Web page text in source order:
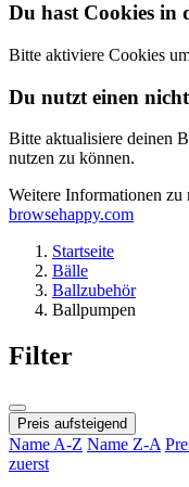
Du hast Cookies in
Bitte aktiviere Cookies
Du nutzt einen
Bitte aktualisiere deinen
nutzen zu können.
Weitere Informationen zu
browsehappy.com
Startseite
Bälle
Ballzubehör
Ballpumpen
Filter
Preis aufsteigend
Name A-Z Name Z-A
zuerst